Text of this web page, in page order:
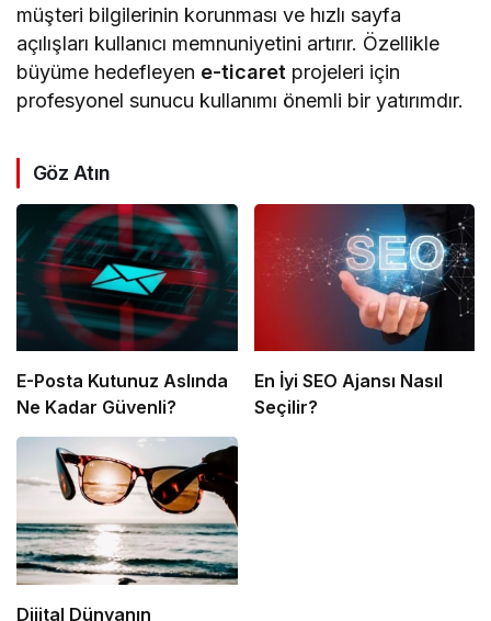
müşteri bilgilerinin korunması ve hızlı sayfa
açılışları kullanıcı memnuniyetini artırır. Özellikle
büyüme hedefleyen e-ticaret projeleri için
profesyonel sunucu kullanımı önemli bir yatırımdır.
Göz Atın
E-Posta Kutunuz Aslında
Ne Kadar Güvenli?
En İyi SEO Ajansı Nasıl
Seçilir?
Dijital Dünyanın